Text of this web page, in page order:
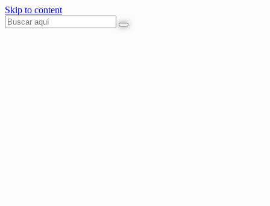
Skip to content